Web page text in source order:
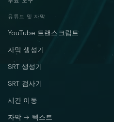
유튜브 및 자막
YouTube 트랜스크립트
자막 생성기
SRT 생성기
SRT 검사기
시간 이동
자막 → 텍스트